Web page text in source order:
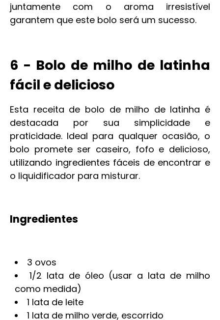
juntamente com o aroma irresistível
garantem que este bolo será um sucesso.
6 - Bolo de milho de latinha
fácil e delicioso
Esta receita de bolo de milho de latinha é
destacada por sua simplicidade e
praticidade. Ideal para qualquer ocasião, o
bolo promete ser caseiro, fofo e delicioso,
utilizando ingredientes fáceis de encontrar e
o liquidificador para misturar.
Ingredientes
3 ovos
1/2 lata de óleo (usar a lata de milho
como medida)
1 lata de leite
1 lata de milho verde, escorrido